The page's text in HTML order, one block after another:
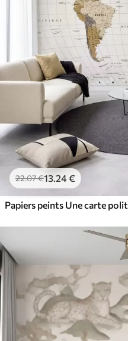
22.07€13.24€